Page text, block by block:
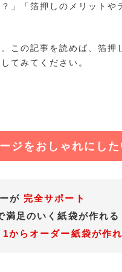
」「箔押しのメリットや
この記事を読めば、箔押
てみてください。
ジをおしゃれにした
が 完全サポート
満足のいく紙袋が作れる
1からオーダー紙袋が作